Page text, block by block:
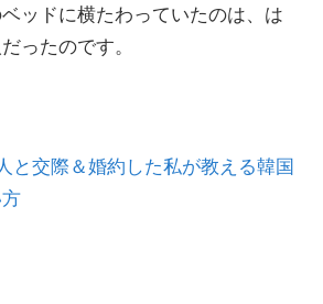
ッドに横たわっていたのは、は
ったのです。
と交際＆婚約した私が教える韓国